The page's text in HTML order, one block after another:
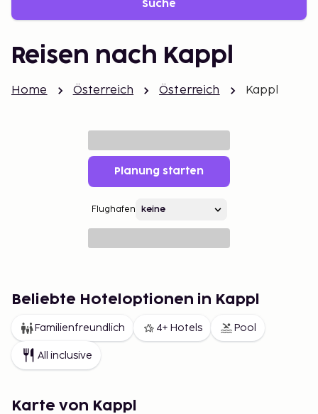
Suche
Reisen nach Kappl
Home Österreich Österreich Kappl
Planung starten
Flughafen
Beliebte Hoteloptionen in Kappl
Familienfreundlich 4+ Hotels Pool
All inclusive
Karte von Kappl